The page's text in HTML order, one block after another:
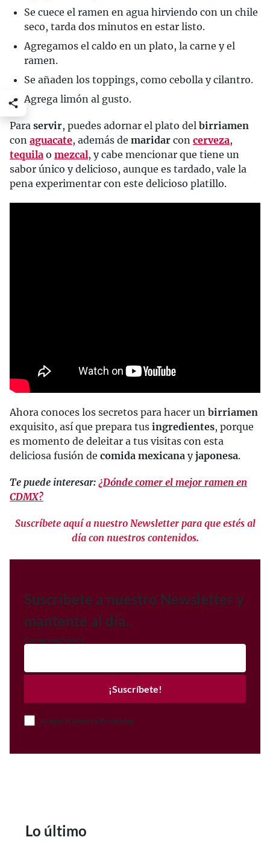
Se cuece el ramen en agua hirviendo con un chile
seco, tarda dos minutos en estar listo.
Agregamos el caldo en un plato, la carne y el
ramen.
Se añaden los toppings, como cebolla y cilantro.
Agrega limón al gusto.
Para servir, puedes adornar el plato del birriamen
con aguacate, además de maridar con cerveza,
tequila o mezcal, y cabe mencionar que tiene un
sabor único y delicioso, aunque es tardado, vale la
pena experimentar con este delicioso platillo.
Ahora conoces los secretos para hacer un birriamen
exquisito, así que prepara tus ingredientes, porque
es momento de deleitar a tus visitas con esta
deliciosa fusión de comida mexicana yjaponesa.
Te puede interesar: ¿Dónde comer el mejor ramen en
CDMX?
Suscríbete aquí a nuestro Newsletter para que estés al
día con nuestros contenidos.
Suscríbete a nuestro Newsletter y
mantente al día.
Correo electrónico
¡Suscríbete!
Acepto el Aviso de Privacidad
Lo último